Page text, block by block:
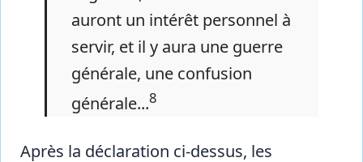
auront un intérêt personnel à
servir, et il y aura une guerre
générale, une confusion
générale...8
Après la déclaration ci-dessus, les